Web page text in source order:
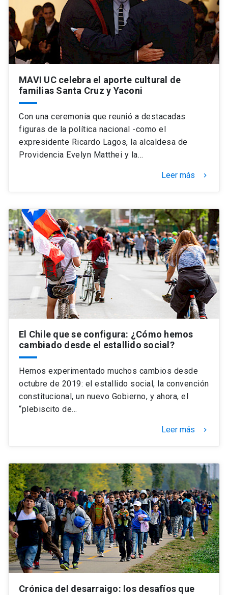
MAVI UC celebra el aporte cultural de
familias Santa Cruz y Yaconi
Con una ceremonia que reunió a destacadas
figuras de la política nacional -como el
expresidente Ricardo Lagos, la alcaldesa de
Providencia Evelyn Matthei y la…
Leer más keyboard_arrow_right
El Chile que se configura: ¿Cómo hemos
cambiado desde el estallido social?
Hemos experimentado muchos cambios desde
octubre de 2019: el estallido social, la convención
constitucional, un nuevo Gobierno, y ahora, el
“plebiscito de…
Leer más keyboard_arrow_right
Crónica del desarraigo: los desafíos que